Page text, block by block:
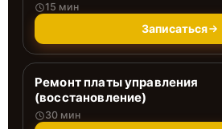
15 мин
Записаться
Ремонт платы управления
(восстановление)
30 мин